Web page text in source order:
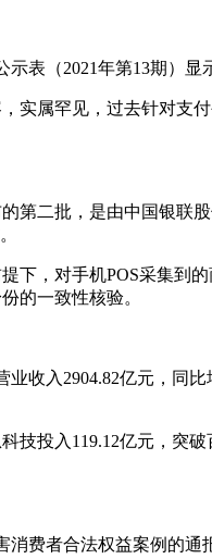
表（2021年第13期）
实属罕见，过去针对支
第二批，是由中国银
下，对手机POS采集
的一致性核验。
收入2904.82亿元，同
技投入119.12亿元，突
费者合法权益案例的